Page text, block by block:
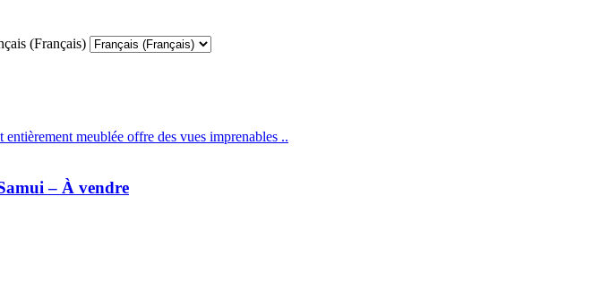
meublée offre des vues imprenables ..
– À vendre